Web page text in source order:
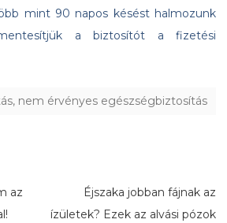
mint 90 napos késést halmozunk
a biztosítót a fizetési
, nem érvényes egészségbiztosítás
az
Éjszaka jobban fájnak az
ízületek? Ezek az alvási pózok